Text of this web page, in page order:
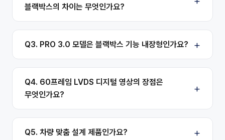
블랙박스의 차이는 무엇인가요?
Q3. PRO 3.0 모델은 블랙박스 기능 내장형인가요?
Q4. 60프레임 LVDS 디지털 영상의 장점은
무엇인가요?
Q5. 차량 맞춤 설계 제품인가요?